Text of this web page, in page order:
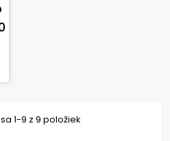
1-9 z 9 položiek